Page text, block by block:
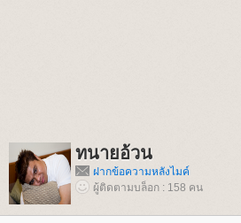
ทนายอ้วน
ฝากข้อความหลังไมค์
ผู้ติดตามบล็อก : 158 คน